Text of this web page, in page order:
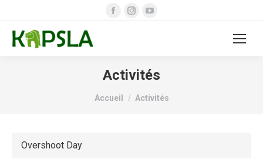
Facebook
new
Instagram
newnew
Activités
Vous êtes ici :
Accueil Activités
Overshoot Day